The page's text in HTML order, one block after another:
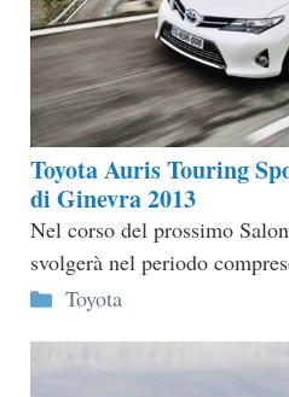
Toyota Auris Touring
di Ginevra 2013
Nel corso del prossimo
svolgerà nel periodo
Categorie
Toyota